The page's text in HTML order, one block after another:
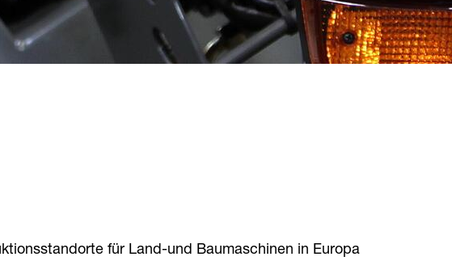
für Land-und Baumaschinen in Europa